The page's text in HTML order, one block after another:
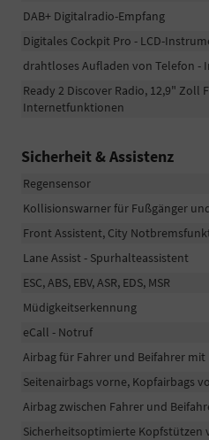
DAB+ Digitalradio-Empfang
Digitales Cockpit Pro - LCD-
drahtloses Aufladen von Telefon -
Ready 2 Discover Radio, 12,9"
Internetfunktionen
Sicherheit & Assistenz
Regensensor
Kollisionswarner für Fußgänger
Front Assistent, City
Lane Assist - Spurhalteassistent
ESC, ABS, EBV, ASR, EDS, MSR
Müdigkeitserkennung
eCall - Notruf
Airbag für Fahrer und Beifahrer
Seitenairbags vorne, Kopfairbags
Airbag zwischen Fahrer und
Sicherheitsoptimierte Kopfstützen